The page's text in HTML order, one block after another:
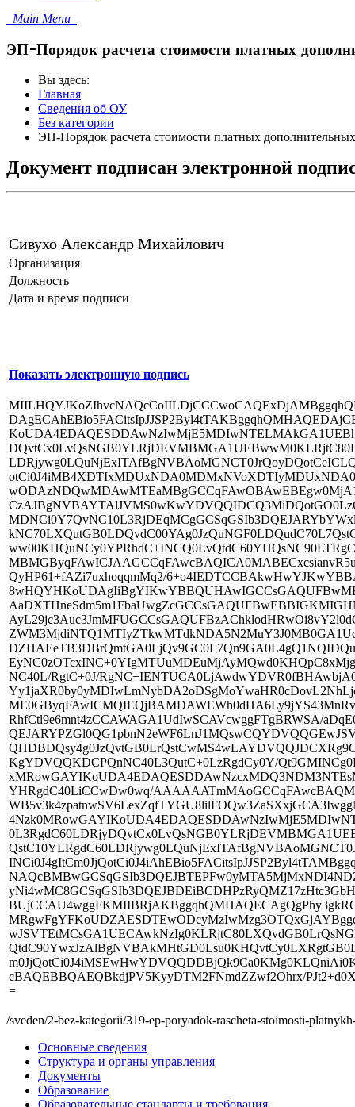
Main Menu
ЭП-Порядок расчета стоимости платных
Вы здесь:
Главная
Сведения об ОУ
Без категории
ЭП-Порядок расчета стоимости платных
Документ подписан электронной
Сивухо Александр Михайлович
Организация
Должность
Дата и время подписи
Показать электронную подпись
QyHP61+fAZi7uxhoqqmMq2/
NC40L/RgtC+0J/
RhfCtl9e6mnt4zCCAWAGA1UdIwSCAVcwggFTgBRWSA/
KgYDVQQKDCPQnNC40L3QutC+0LzRgdCy0Y/
YHRgdC40LiCCwDw0wq/
cBAQEBBQAEQBkdjPV5KyyDTM2FNmdZZwf2Ohrx/
=
/sveden/2-bez-kategorii/319-ep-poryadok-rascheta-stoimosti-
Основные сведения
Структура и органы управления
Документы
Образование